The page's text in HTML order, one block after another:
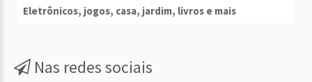
Eletrônicos, jogos, casa, jardim, livros e mais
Nas redes sociais